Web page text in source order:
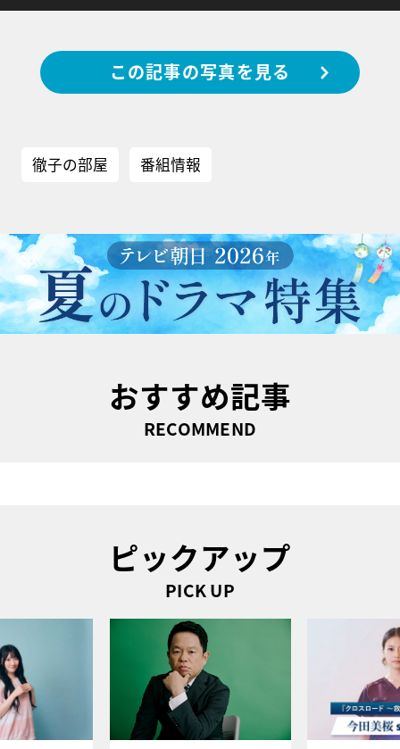
この記事の写真を見る
徹子の部屋 番組情報
おすすめ記事
RECOMMEND
ピックアップ
PICK UP